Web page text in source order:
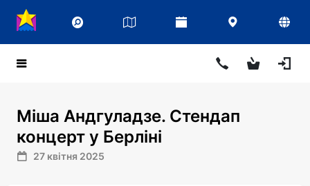
Міша Андгуладзе. Стендап
концерт у Берліні
27 квітня 2025